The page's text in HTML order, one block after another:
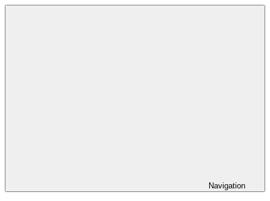
Zum
Navigation